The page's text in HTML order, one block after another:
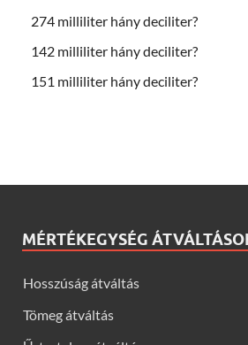
274 milliliter hány deciliter?
142 milliliter hány deciliter?
151 milliliter hány deciliter?
MÉRTÉKEGYSÉG
Hosszúság átváltás
Tömeg átváltás